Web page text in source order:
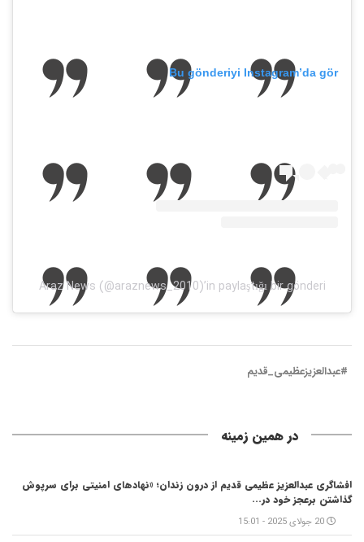
Bu gönderiyi Instagram’da gör
Araz News (@araznews_2010)’in paylaştığı bir gönderi
#عبدالعزیزعظیمی_قدیم
در همین زمینه
افشاگری عبدالعزیز عظیمی قدیم از درون زندان؛ «نهادهای امنیتی برای سرپوش
گذاشتن برعجز خود در...
20 جولای 2025 - 15:01